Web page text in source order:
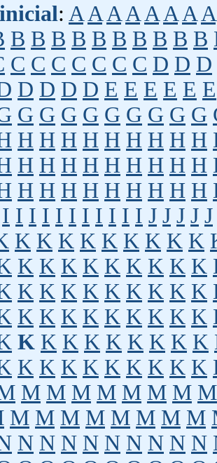
: A A A A A A A A
B B B B B B B B B B
C C C C C C C D D D
D D D D E E E E E E
G G G G G G G G G
H H H H H H H H H
H H H H H H H H H
H H H H H H H H H
I I I I I I I I I I I J J J J J
K K K K K K K K K
K K K K K K K K K
K K K K K K K K K
K K K K K K K K K
K K K K K K K K K
K K K K K K K K K
M M M M M M M M
M M M M M M M M
N N N N N N N N N